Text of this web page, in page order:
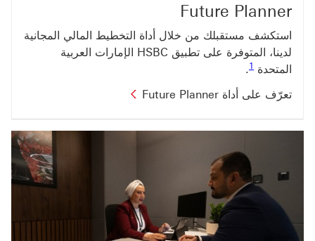
Future Planner
استكشف مستقبلك من خلال أداة التخطيط المالي المجانية
لدينا، المتوفرة على تطبيق HSBC الإمارات العربية
المتحدة 1
رابط الحاشية السفلية 1
.
تعرّف على أداة Future Planner